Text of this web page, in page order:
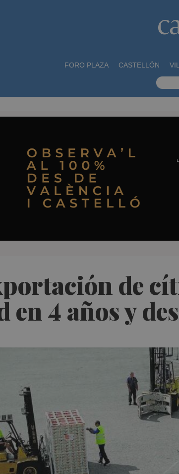
FORO PLAZA CASTELLÓN
de
en 4 años y